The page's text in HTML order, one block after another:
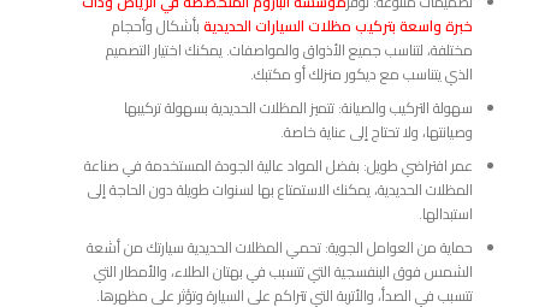
خبرة واسعة بتركيب مظلات السيارات الحديديةبأشكال وأحجام
مختلفة، لتناسب جميع الأذواق والمواصفات. يمكنك اختيار التصميم
الذي يتناسب مع ديكور منزلك أو مكتبك.
سهولة التركيب والصيانة: تتميز المظلات الحديدية بسهولة تركيبها
وصيانتها، ولا تحتاج إلى عناية خاصة.
عمر افتراضي طويل: بفضل المواد عالية الجودة المستخدمة في صناعة
المظلات الحديدية، يمكنك الاستمتاع بها لسنوات طويلة دون الحاجة إلى
استبدالها.
حماية من العوامل الجوية: تحمي المظلات الحديدية سيارتك من أشعة
الشمس فوق البنفسجية التي تتسبب في بهتان الطلاء، والأمطار التي
تتسبب في الصدأ، والأتربة التي تتراكم على السيارة وتؤثر على مظهرها.